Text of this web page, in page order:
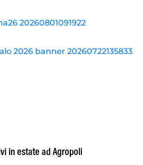
in estate ad Agropoli